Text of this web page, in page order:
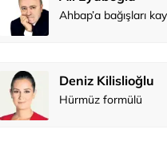
Deniz Kilislioğlu
Hürmüz formülü